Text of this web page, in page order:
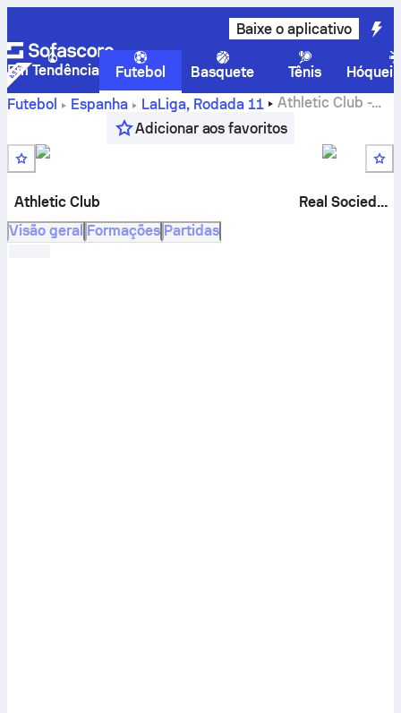
Baixe o aplicativo
Em Tendência Futebol Basquete Tênis
Hóquei
Futebol
Espanha LaLiga, Rodada 11 Athletic Club -
placar ao vivo, resultados H2H,
classificações e previsões
Adicionar aos favoritos
Athletic Club
Real Sociedad
Visão geral Formações Partidas